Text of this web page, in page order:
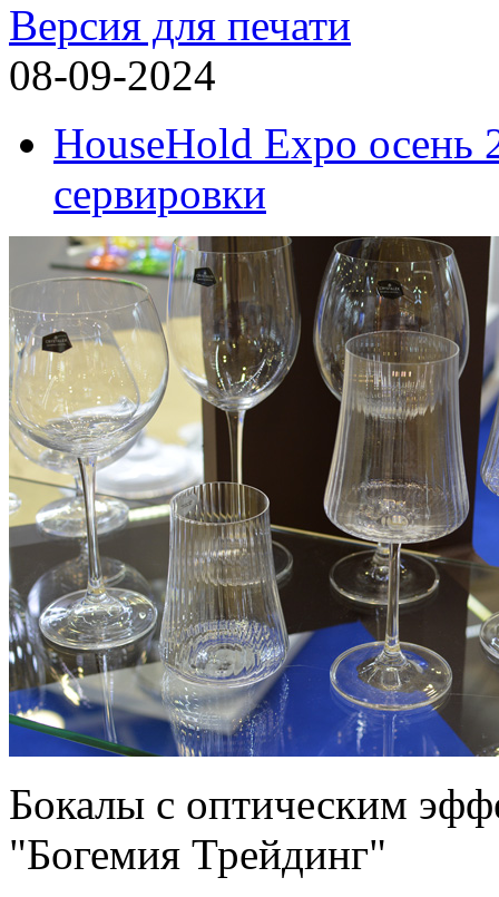
Версия для печати
08-09-2024
HouseHold Expo осень
сервировки
Бокалы с оптическим
"Богемия Трейдинг"